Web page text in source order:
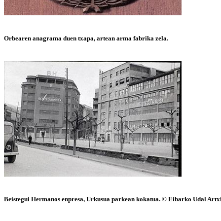
Orbearen anagrama duen txapa, artean arma fabrika zela.
Beistegui Hermanos enpresa, Urkusua parkean kokatua. © Eibarko Udal